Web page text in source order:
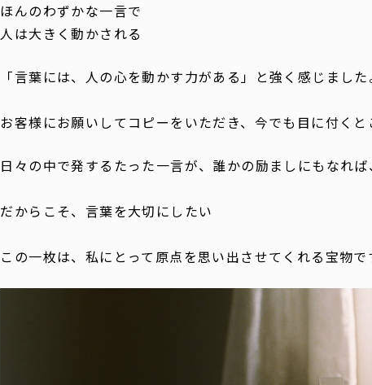
ほんのわずかな一言で
人は大きく動かされる
「言葉には、人の心を動かす力がある」と強く感じまし
お客様にお願いしてコピーをいただき、今でも目に付く
日々の中で発するたった一言が、誰かの励ましにもなれ
だからこそ、言葉を大切にしたい――
この一枚は、私にとって原点を思い出させてくれる宝物で